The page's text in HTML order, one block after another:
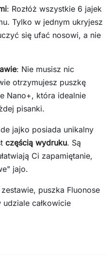
: Rozłóż wszystkie 6 jajek
Tylko w jednym ukryjesz
się ufać nosowi, a nie
: Nie musisz nic
otrzymujesz puszkę
Nano+, która idealnie
pisanki.
jajko posiada unikalny
częścią wydruku. Są
Ci zapamiętanie,
jajo.
puszka Fluonose
całkowicie